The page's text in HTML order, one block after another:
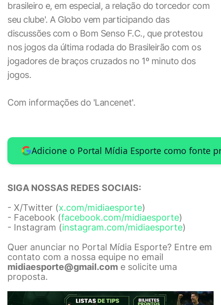
brasileiro e, em especial, a relação do torcedor com
seu clube'. A Globo vem participando das
discussões com o Bom Senso F.C., que protestou
nos jogos da última rodada do Brasileirão com os
jogadores de braços cruzados no 1º minuto dos
jogos.
Com informações do 'Lancenet'.
Adicione o Portal Mídia Esporte como fonte
SIGA NOSSAS REDES SOCIAIS:
- X/Twitter (x.com/midiaesporte)
- Facebook (facebook.com/midiaesporte)
- Instagram (instagram.com/midiaesporte)
Quer anunciar no Portal Mídia Esporte? Entre em
contato com a nossa equipe no email
midiaesporte@gmail.com e solicite uma
proposta.